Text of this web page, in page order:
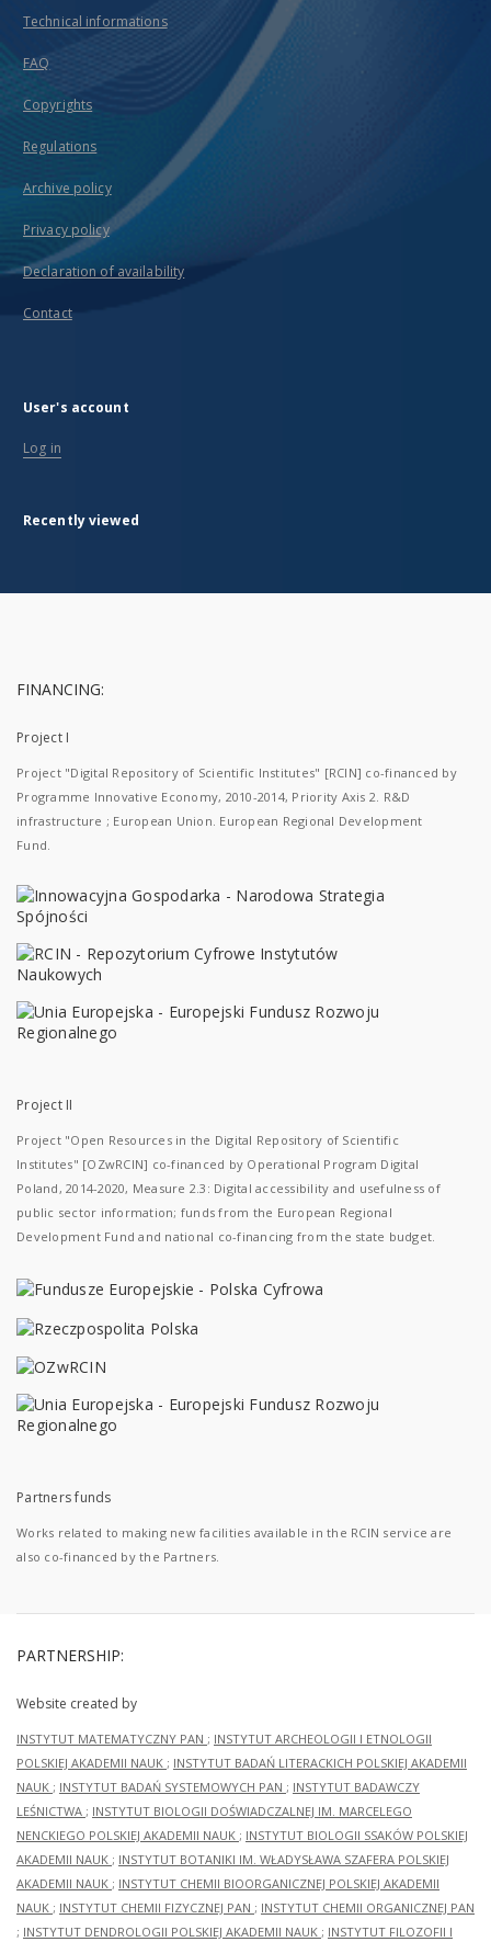
Technical informations
FAQ
Copyrights
Regulations
Archive policy
Privacy policy
Declaration of availability
Contact
User's account
Log in
Recently viewed
FINANCING:
Project I
Project "Digital Repository of Scientific Institutes" [RCIN] co-financed by
Programme Innovative Economy, 2010-2014, Priority Axis 2. R&D
infrastructure ; European Union. European Regional Development
Fund.
Project II
Project "Open Resources in the Digital Repository of Scientific
Institutes" [OZwRCIN] co-financed by Operational Program Digital
Poland, 2014-2020, Measure 2.3: Digital accessibility and usefulness of
public sector information; funds from the European Regional
Development Fund and national co-financing from the state budget.
Partners funds
Works related to making new facilities available in the RCIN service are
also co-financed by the Partners.
PARTNERSHIP:
Website created by
INSTYTUT MATEMATYCZNY PAN ; INSTYTUT ARCHEOLOGII I ETNOLOGII
POLSKIEJ AKADEMII NAUK ; INSTYTUT BADAŃ LITERACKICH POLSKIEJ AKADEMII
NAUK ; INSTYTUT BADAŃ SYSTEMOWYCH PAN ; INSTYTUT BADAWCZY
LEŚNICTWA ; INSTYTUT BIOLOGII DOŚWIADCZALNEJ IM. MARCELEGO
NENCKIEGO POLSKIEJ AKADEMII NAUK ; INSTYTUT BIOLOGII SSAKÓW POLSKIEJ
AKADEMII NAUK ; INSTYTUT BOTANIKI IM. WŁADYSŁAWA SZAFERA POLSKIEJ
AKADEMII NAUK ; INSTYTUT CHEMII BIOORGANICZNEJ POLSKIEJ AKADEMII
NAUK ; INSTYTUT CHEMII FIZYCZNEJ PAN ; INSTYTUT CHEMII ORGANICZNEJ PAN
; INSTYTUT DENDROLOGII POLSKIEJ AKADEMII NAUK ; INSTYTUT FILOZOFII I